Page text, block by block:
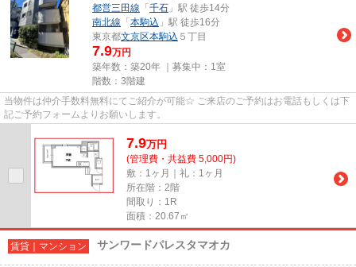
都営三田線 「 千石 」駅 徒歩14分
南北線 「 本駒込 」駅 徒歩16分
東京都文京区本駒込 ５丁目
7.9万円
築年数：築20年 ｜募集中： 1室
階数：3階建
当物件は仲介手数料無料にてご紹介が可能☆ ご来店のご予約はお電話もしくは下
記ご予約フォームよりお願いします。
7.9万円
(管理費・共益費 5,000円)
敷：1ヶ月｜礼：1ヶ月
所在階：2階
間取り：1R
面積：20.67㎡
賃貸｜マンション サンワードパレスタマオカ